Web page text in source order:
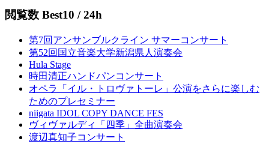
閲覧数 Best10 / 24h
第7回アンサンブルクライン サマーコンサート
第52回国立音楽大学新潟県人演奏会
Hula Stage
時田清正ハンドパンコンサート
オペラ「イル・トロヴァトーレ」公演をさらに楽しむ
ためのプレセミナー
niigata IDOL COPY DANCE FES
ヴィヴァルディ「四季」全曲演奏会
渡辺真知子コンサート